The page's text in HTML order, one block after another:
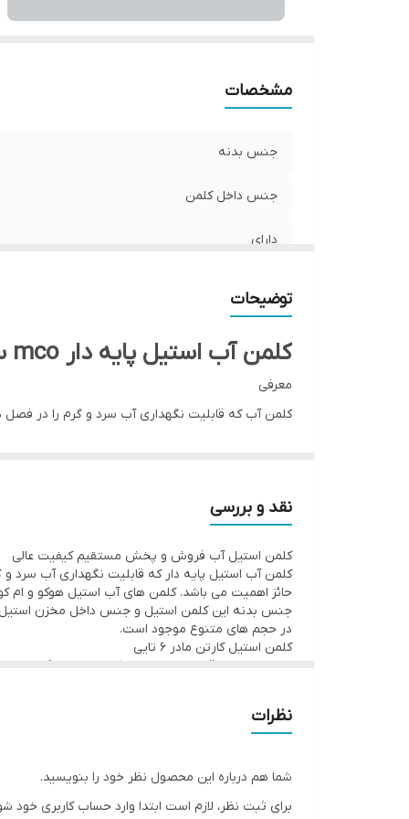
مشخصات
جنس بدنه
جنس داخل کلمن
دارای
توضیحات
کلمن آب استیل پایه دار mco سایز ۱۰ لیتری و ۸ لیتری Hoko
معرفی
کلمن آب که قابلیت نگهداری آب سرد و گرم را در
نقد و بررسی
کلمن استیل آب فروش و پخش مستقیم کیفیت عالی
کلمن آب استیل پایه دار که قابلیت نگهداری آب
جنس بدنه این کلمن استیل و جنس داخل مخزن استیل
در حجم های متنوع موجود است.
کلمن استیل کارتن مادر ۶ تایی
جهت استعلام قیمت عمده و همکاری تماس بگیرید
نظرات
شما هم درباره این محصول نظر خود را بنویسید.
برای ثبت نظر، لازم است ابتدا وارد حساب کاربری خود